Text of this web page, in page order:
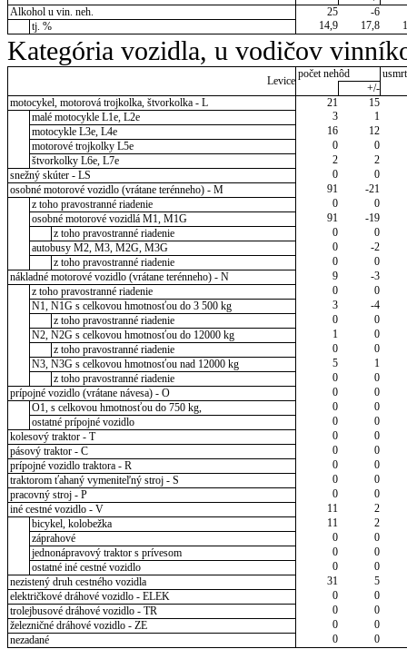
Alkohol u vin. neh.
25
-6
tj. %
14,9 17,8
Kategória vozidla, u vodičov
Levice
počet nehôd
+/-
motocykel, motorová trojkolka, štvorkolka - L
21
15
malé motocykle L1e, L2e
3
1
motocykle L3e, L4e
16
12
motorové trojkolky L5e
0
0
štvorkolky L6e, L7e
2
2
snežný skúter - LS
0
0
osobné motorové vozidlo (vrátane terénneho) - M
91
-21
z toho pravostranné riadenie
0
0
osobné motorové vozidlá M1, M1G
91
-19
z toho pravostranné riadenie
0
0
autobusy M2, M3, M2G, M3G
0
-2
z toho pravostranné riadenie
0
0
nákladné motorové vozidlo (vrátane terénneho) - N
9
-3
z toho pravostranné riadenie
0
0
N1, N1G s celkovou hmotnosťou do 3 500 kg
3
-4
z toho pravostranné riadenie
0
0
N2, N2G s celkovou hmotnosťou do 12000 kg
1
0
z toho pravostranné riadenie
0
0
N3, N3G s celkovou hmotnosťou nad 12000 kg
5
1
z toho pravostranné riadenie
0
0
prípojné vozidlo (vrátane návesa) - O
0
0
O1, s celkovou hmotnosťou do 750 kg,
0
0
ostatné prípojné vozidlo
0
0
kolesový traktor - T
0
0
pásový traktor - C
0
0
prípojné vozidlo traktora - R
0
0
traktorom ťahaný vymeniteľný stroj - S
0
0
pracovný stroj - P
0
0
iné cestné vozidlo - V
11
2
bicykel, kolobežka
11
2
záprahové
0
0
jednonápravový traktor s prívesom
0
0
ostatné iné cestné vozidlo
0
0
nezistený druh cestného vozidla
31
5
električkové dráhové vozidlo - ELEK
0
0
trolejbusové dráhové vozidlo - TR
0
0
železničné dráhové vozidlo - ZE
0
0
nezadané
0 0